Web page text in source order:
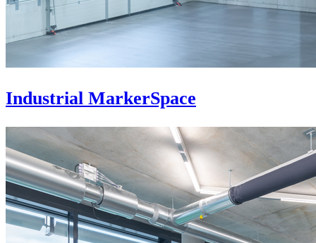
Industrial MarkerSpace